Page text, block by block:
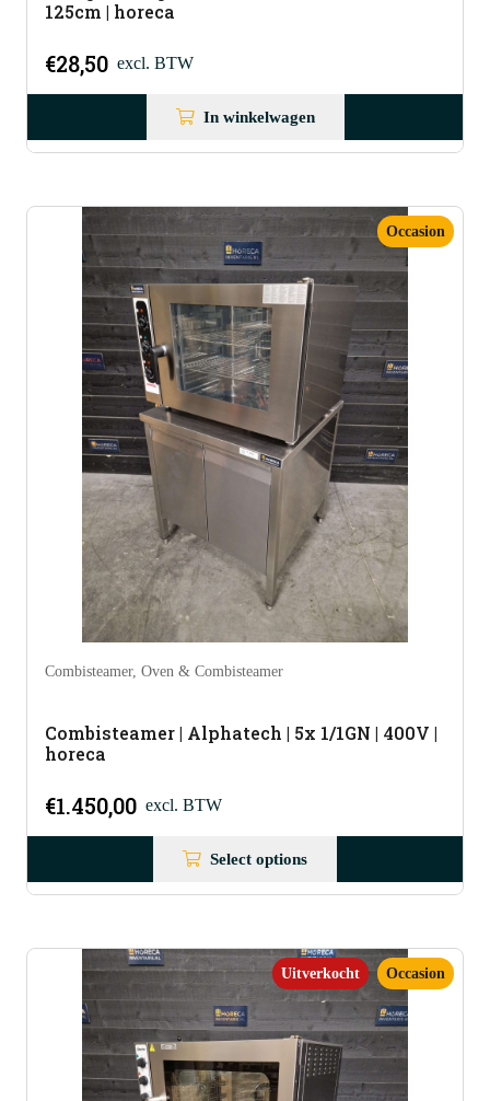
125cm | horeca
€28,50 excl. BTW
In winkelwagen
Combisteamer, Oven & Combisteamer
Combisteamer | Alphatech | 5x 1/1GN | 400V |
horeca
€1.450,00 excl. BTW
Select options
Occasion
Uitverkocht Occasion